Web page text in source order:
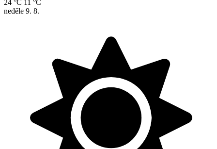
24 °C 11 °C
neděle 9. 8.